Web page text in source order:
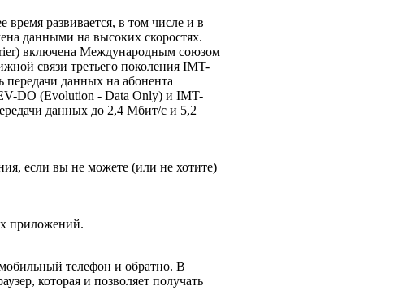
развивается, в том числе и в
данными на высоких скоростях.
включена Международным союзом
связи третьего поколения IMT-
данных на абонента
DO (Evolution - Data Only) и IMT-
данных до 2,4 Мбит/с и 5,2
если вы не можете (или не хотите)
приложений.
телефон и обратно. В
которая и позволяет получать